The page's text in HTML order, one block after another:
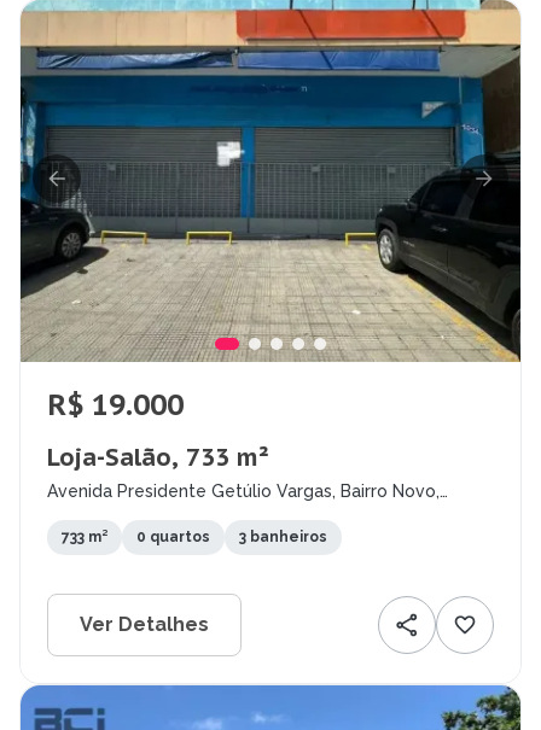
R$ 19.000
Loja-Salão, 733 m²
Avenida Presidente Getúlio Vargas, Bairro Novo,
733 m² 0 quartos 3 banheiros
Ver Detalhes